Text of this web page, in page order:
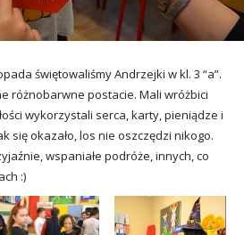
świętowaliśmy Andrzejki w kl. 3 “a”.
różnobarwne postacie. Mali wróżbici
wykorzystali serca, karty, pieniądze i
się okazało, los nie oszczędzi nikogo.
wspaniałe podróże, innych, co
:)